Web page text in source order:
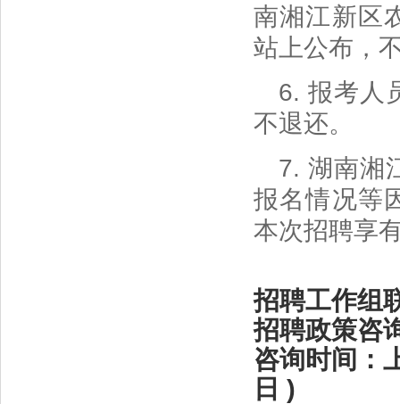
南湘江新区
站上公布，
6. 报考人
不退还。
7. 湖南湘
报名情况等
本次招聘享
招聘工作组
招聘政策咨
咨询时间：
日 )